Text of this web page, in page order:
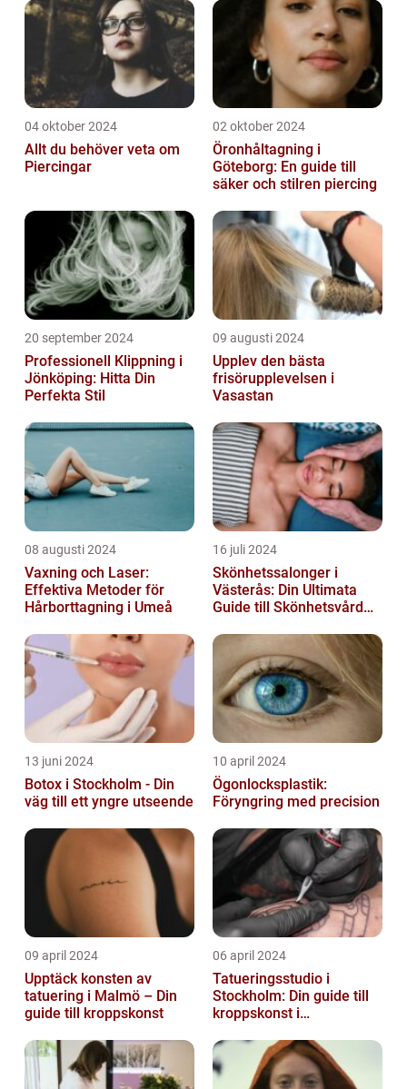
04 oktober 2024
Allt du behöver veta om
Piercingar
02 oktober 2024
Öronhåltagning i
Göteborg: En guide till
säker och stilren piercing
20 september 2024
Professionell Klippning i
Jönköping: Hitta Din
Perfekta Stil
09 augusti 2024
Upplev den bästa
frisörupplevelsen i
Vasastan
08 augusti 2024
Vaxning och Laser:
Effektiva Metoder för
Hårborttagning i Umeå
16 juli 2024
Skönhetssalonger i
Västerås: Din Ultimata
Guide till Skönhetsvård
13 juni 2024
Botox i Stockholm - Din
väg till ett yngre utseende
10 april 2024
Ögonlocksplastik:
Föryngring med precision
09 april 2024
Upptäck konsten av
tatuering i Malmö – Din
guide till kroppskonst
06 april 2024
Tatueringsstudio i
Stockholm: Din guide till
kroppskonst i